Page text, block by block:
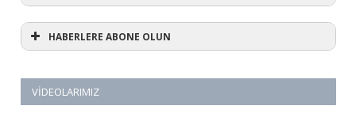
HABERLERE ABONE OLUN
VIDEOLARIMIZ